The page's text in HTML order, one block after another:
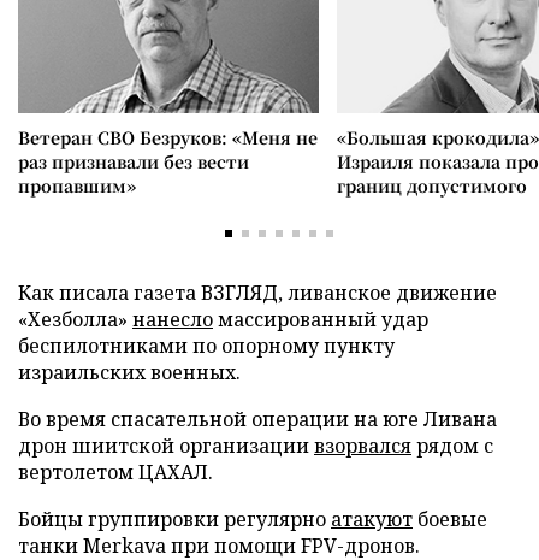
Ветеран СВО Безруков: «Меня не
раз признавали без вести
пропавшим»
«Большая
Израиля показала
границ допустимого
Как писала газета ВЗГЛЯД, ливанское движение
«Хезболла» нанесломассированный удар
беспилотниками по опорному пункту
израильских военных.
Во время спасательной операции на юге Ливана
дрон шиитской организациивзорвалсярядом с
вертолетом ЦАХАЛ.
Бойцы группировки регулярно атакуют боевые
танки Merkava при помощи FPV-дронов.